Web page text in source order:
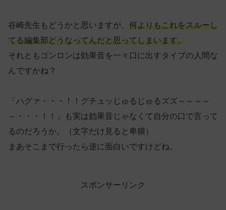
谷崎先生もどうかと思いますが、 何よりもこれをスルーし
てる編集部どうなってんだと思ってしまいます。
それともゴンロンは効果音を一々口に出すタイプの人間な
んですかね？
「ハグァ・・・！！グチュッじゅるじゅるズズ～～～～
～・・・！！」も実は効果音じゃなくて自分の口で言って
るのだろうか。（文字だけ見ると卑猥）
まあそこまで行ったら逆に面白いですけどね。
スポンサーリンク